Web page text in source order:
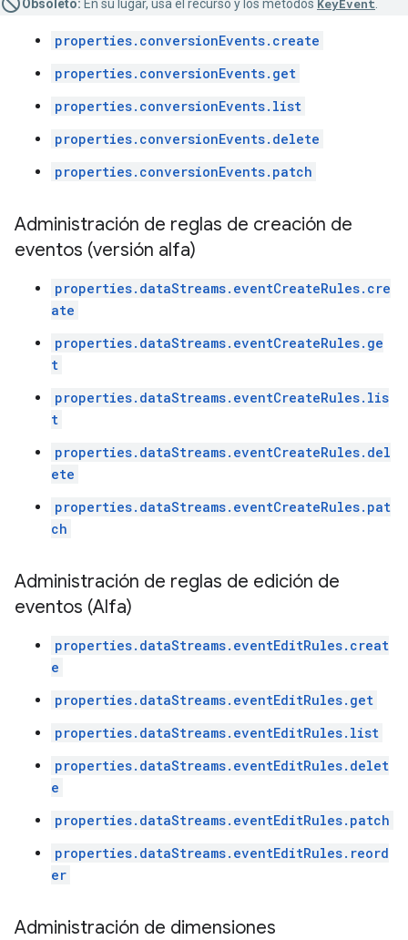
Obsoleto: En su lugar, usa el recurso y los métodos KeyEvent
properties.conversionEvents.create
properties.conversionEvents.get
properties.conversionEvents.list
properties.conversionEvents.delete
properties.conversionEvents.patch
Administración de reglas de creación de
eventos (versión alfa)
properties.dataStreams.eventCreateRules.cre
ate
properties.dataStreams.eventCreateRules.ge
t
properties.dataStreams.eventCreateRules.lis
t
properties.dataStreams.eventCreateRules.del
ete
properties.dataStreams.eventCreateRules.pat
ch
Administración de reglas de edición de
eventos (Alfa)
properties.dataStreams.eventEditRules.creat
e
properties.dataStreams.eventEditRules.get
properties.dataStreams.eventEditRules.list
properties.dataStreams.eventEditRules.delet
e
properties.dataStreams.eventEditRules.patch
properties.dataStreams.eventEditRules.reord
er
Administración de dimensiones